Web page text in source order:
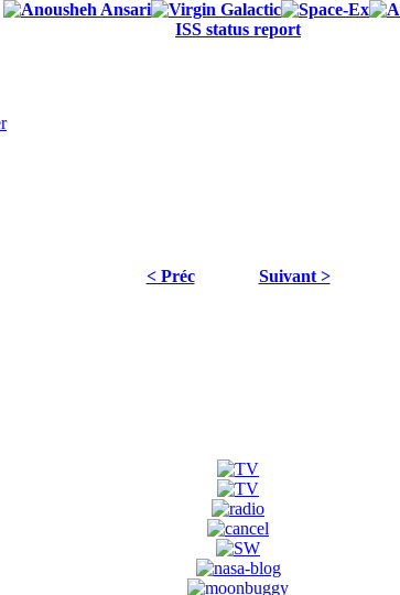
ISS status report
< Préc
Suivant >